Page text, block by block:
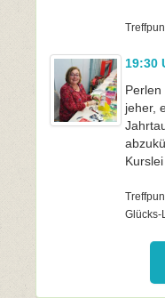
19:30
jeher,
Kurslei
Glücks-